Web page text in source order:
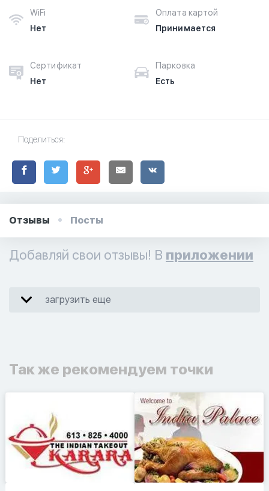
WiFi
Нет
Оплата картой
Принимается
Сертификат
Нет
Парковка
Есть
Поделиться:
Отзывы Посты
Добавляй свои отзывы! В приложении
загрузить еще
Так же рекомендуем точки